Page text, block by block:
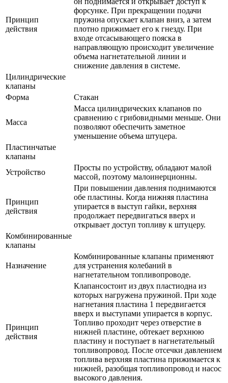
Принцип
действия
форсунке. При прекращении подачи
пружина опускает клапан вниз, а затем
плотно прижимает его к гнезду. При
входе отсасывающего пояска в
направляющую происходит увеличение
объема нагнетательной линии и
снижение давления в системе.
Цилиндрические
клапаны
Форма
Стакан
Масса
Масса цилиндрических клапанов по
сравнению с грибовидными меньше. Они
позволяют обеспечить заметное
уменьшение объема штуцера.
Пластинчатые
клапаны
Устройство
Просты по устройству, обладают малой
массой, поэтому малоинерционны.
Принцип
действия
При повышении давления поднимаются
обе пластины. Когда нижняя пластина
упирается в выступ гайки, верхняя
продолжает передвигаться вверх и
открывает доступ топливу к штуцеру.
Комбинированные
клапаны
Назначение
Комбинированные клапаны применяют
для устранения колебаний в
нагнетательном топливопроводе.
Принцип
действия
Клапансостоит из двух пластиодна из
которых нагружена пружиной. При ходе
нагнетания пластина 1 передвигается
вверх и выступами упирается в корпус.
Топливо проходит через отверстие в
нижней пластине, обтекает верхнюю
пластину и поступает в нагнетательный
топливопровод. После отсечки давлением
топлива верхняя пластина прижимается к
нижней, разобщая топливопровод и насос
высокого давления.